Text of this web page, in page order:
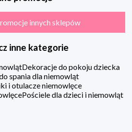
innych sklepów
inne kategorie
Dekoracje do pokoju dziecka
spania dla niemowląt
i otulacze niemowlęce
Pościele dla dzieci i niemowląt